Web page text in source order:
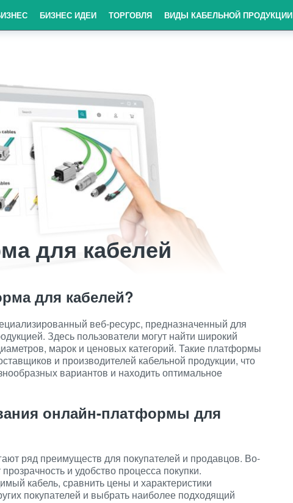
БИЗНЕС ИДЕИ ТОРГОВЛЯ ВИДЫ КАБЕЛЬНОЙ ПРОДУКЦИИ
для кабелей
для кабелей?
веб-ресурс, предназначенный для
Здесь пользователи могут найти широкий
марок и ценовых категорий. Такие платформы
и производителей кабельной продукции, что
вариантов и находить оптимальное
онлайн-платформы для
ряд преимуществ для покупателей и продавцов. Во-
и удобство процесса покупки.
кабель, сравнить цены и характеристики
покупателей и выбрать наиболее подходящий